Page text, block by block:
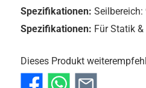
Spezifikationen: Seilbereich:
Spezifikationen: Für Statik
Dieses Produkt